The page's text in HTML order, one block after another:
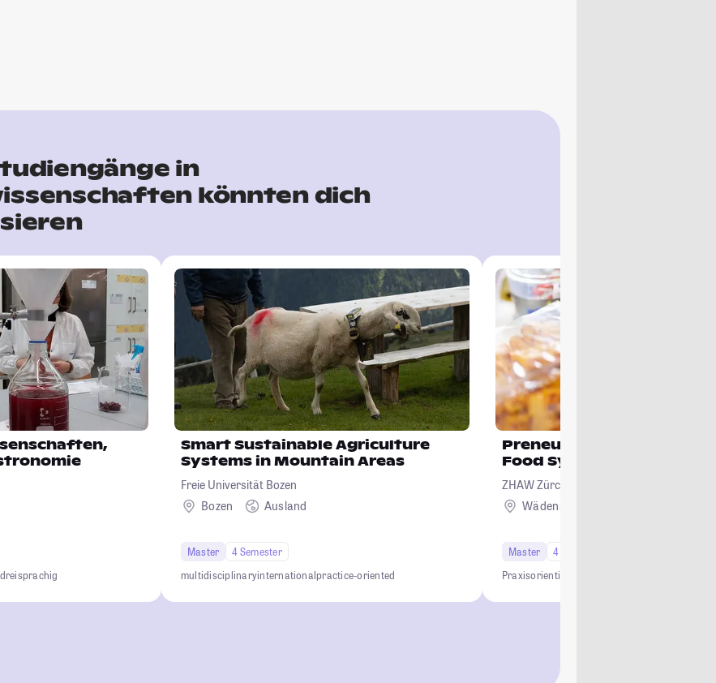
in
könnten dich
dreisprachig
Smart Sustainable Agriculture
Systems in Mountain Areas
Freie Universität Bozen
Bozen
Ausland
Master
4 Semester
multidisciplinaryinternationalpractice-oriented
Preneurship for
Food Systems
ZHAW Zürcher Hochschule für
Wissenschaften
Wädenswil + 2
Master
4 Semester
Praxisorientiert